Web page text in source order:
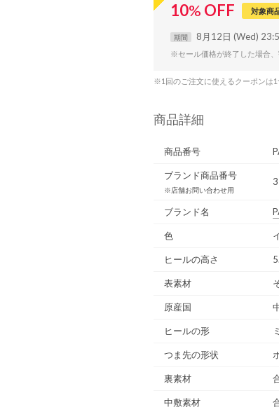
10% OFF 対象商
期間 8月12日 (Wed)
※セール価格が終了した場合
※1回のご注文に使えるクーポンは1
商品詳細
商品番号
ブランド商品番号
※店舗お問い合わせ用
ブランド名
色
ヒールの高さ
表素材
原産国
ヒールの形
つま先の形状
裏素材
中敷素材